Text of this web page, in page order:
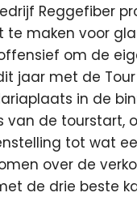
Reggefiber
te maken voor
om de
jaar met de
in de
van de tourstart,
tot wat
over de
de drie beste